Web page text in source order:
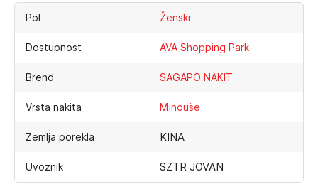
Pol Ženski
Dostupnost AVA Shopping Park
Brend SAGAPO NAKIT
Vrsta nakita Minđuše
Zemlja porekla KINA
Uvoznik SZTR JOVAN